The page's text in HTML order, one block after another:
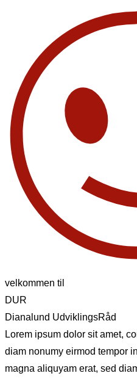
velkommen til
DUR
Dianalund UdviklingsRåd
Lorem ipsum dolor sit amet,
diam nonumy eirmod tempor
magna aliquyam erat, sed